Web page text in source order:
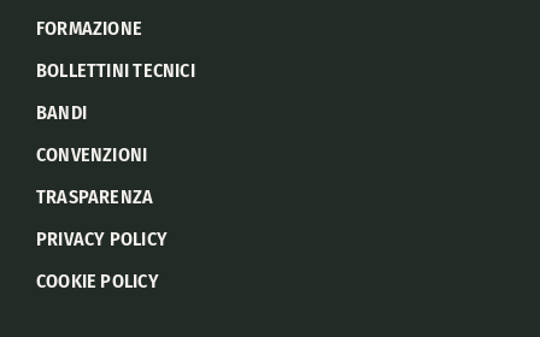
FORMAZIONE
BOLLETTINI TECNICI
BANDI
CONVENZIONI
TRASPARENZA
PRIVACY POLICY
COOKIE POLICY